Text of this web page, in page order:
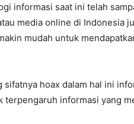
informasi saat ini telah
media online di Indonesia
mudah untuk
hoax dalam hal ini
terpengaruh informasi yang